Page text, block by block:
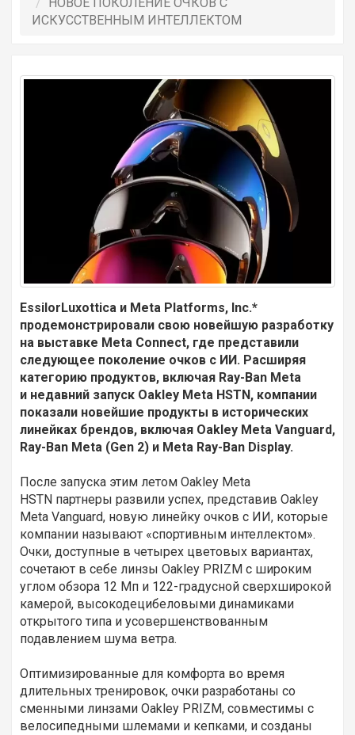
ИСКУССТВЕННЫМ ИНТЕЛЛЕКТОМ
EssilorLuxottica и Meta Platforms, Inc.*
продемонстрировали свою новейшую разработку
на выставке Meta Connect, где представили
следующее поколение очков с ИИ. Расширяя
категорию продуктов, включая Ray-Ban Meta
и недавний запуск Oakley Meta HSTN, компании
показали новейшие продукты в исторических
линейках брендов, включая Oakley Meta Vanguard,
Ray-Ban Meta (Gen 2) и Meta Ray-Ban Display.
После запуска этим летом Oakley Meta
HSTN партнеры развили успех, представив Oakley
Meta Vanguard, новую линейку очков с ИИ, которые
компании называют «спортивным интеллектом».
Очки, доступные в четырех цветовых вариантах,
сочетают в себе линзы Oakley PRIZM с широким
углом обзора 12 Мп и 122-градусной сверхширокой
камерой, высокодецибеловыми динамиками
открытого типа и усовершенствованным
подавлением шума ветра.
Оптимизированные для комфорта во время
длительных тренировок, очки разработаны со
сменными линзами Oakley PRIZM, совместимы с
велосипедными шлемами и кепками, и созданы